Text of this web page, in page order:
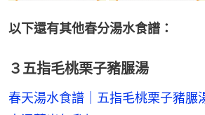
以下還有其他春分湯水食譜：
３五指毛桃栗子豬𦟌湯
春天湯水食譜｜五指毛桃栗子豬𦟌